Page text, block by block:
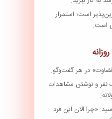
است؛ استمرار
است.
در هر گفت‌وگو.
نفر و نوشتن مشاهدات
«چرا الان این فرد